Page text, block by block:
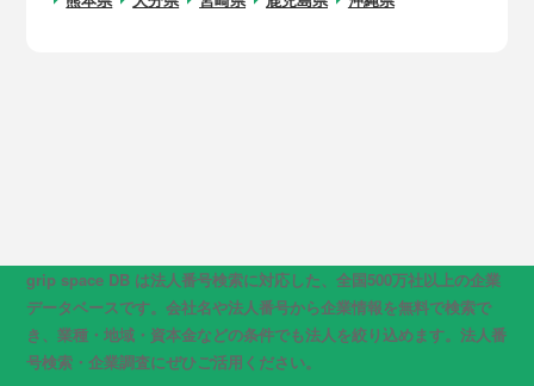
grip space DB は法人番号検索に対応した、全国500万社以上の企業
データベースです。会社名や法人番号から企業情報を無料で検索で
き、業種・地域・資本金などの条件でも法人を絞り込めます。法人番
号検索・企業調査にぜひご活用ください。